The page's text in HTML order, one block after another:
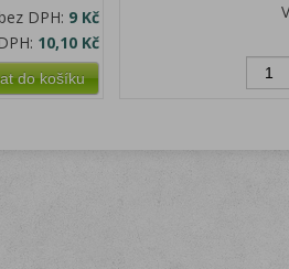
DPH: 9 Kč
10,10 Kč
do košíku